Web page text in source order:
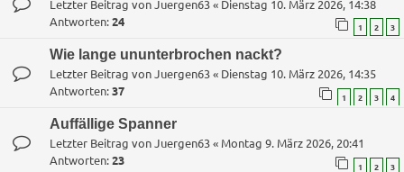
Letzter Beitrag vonJuergen63« Dienstag 10. März 2026, 14:38
Antworten:24 1 2 3
Wie lange ununterbrochen nackt?
Letzter Beitrag vonJuergen63« Dienstag 10. März 2026, 14:35
Antworten:37 1 2 3 4
Auffällige Spanner
Letzter Beitrag vonJuergen63« Montag 9. März 2026, 20:41
Antworten:23 1 2 3